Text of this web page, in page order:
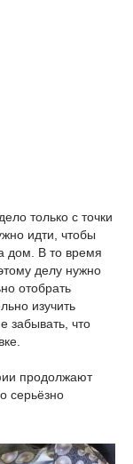
только с точки
идти, чтобы
дом. В то время
делу нужно
отобрать
изучить
забывать, что
продолжают
серьёзно